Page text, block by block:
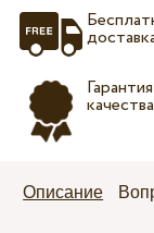
Гарантия
качества
Описание